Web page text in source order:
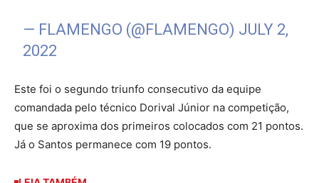
— FLAMENGO (@FLAMENGO) JULY 2,
2022
Este foi o segundo triunfo consecutivo da equipe
comandada pelo técnico Dorival Júnior na competição,
que se aproxima dos primeiros colocados com 21 pontos.
Já o Santos permanece com 19 pontos.